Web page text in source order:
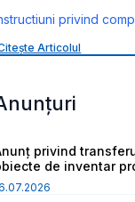
privind
Articolul
privind
de inventar